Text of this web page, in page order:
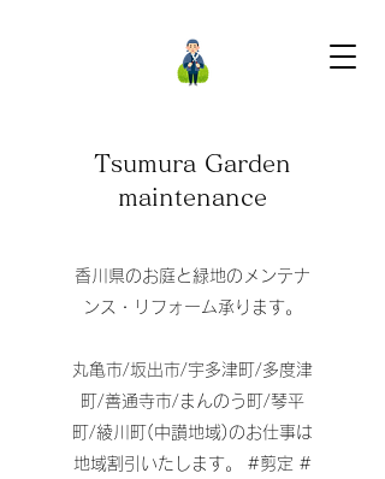
Tsumura Garden
maintenance​​
香川県のお庭と緑地のメンテナ
ンス・リフォーム承ります。
丸亀市/坂出市/宇多津町/多度津
町/善通寺市/まんのう町/琴平
町/綾川町(中讃地域)のお仕事は
地域割引いたします。 #剪定 #